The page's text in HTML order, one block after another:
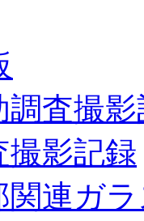
調査撮
撮影記録
関連ガ